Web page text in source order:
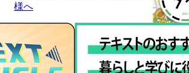
様へ